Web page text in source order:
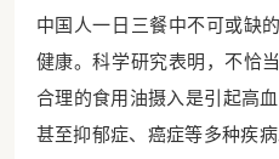
中国人一日三餐中不可或缺
健康。科学研究表明，不恰
合理的食用油摄入是引起高
甚至抑郁症、癌症等多种疾